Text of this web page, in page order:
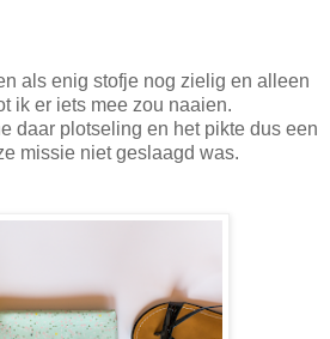
als enig stofje nog zielig en alleen
ik er iets mee zou naaien.
daar plotseling en het pikte dus een
missie niet geslaagd was.